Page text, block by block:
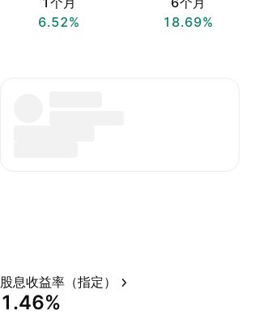
6.52%
18.69%
股息收益率（指定）
1.46%